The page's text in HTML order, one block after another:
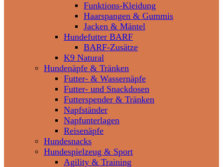
Funktions-Kleidung
Haarspangen & Gummis
Jacken & Mäntel
Hundefutter BARF
BARF-Zusätze
K9 Natural
Hundenäpfe & Tränken
Futter- & Wassernäpfe
Futter- und Snackdosen
Futterspender & Tränken
Napfständer
Napfunterlagen
Reisenäpfe
Hundesnacks
Hundespielzeug & Sport
Agility & Training